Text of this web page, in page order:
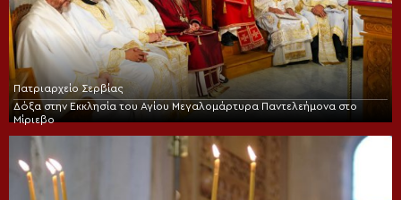
Πατριαρχείο Σερβίας
Δόξα στην Εκκλησία του Αγίου Μεγαλομάρτυρα Παντελεήμονα στο
Μίριεβο